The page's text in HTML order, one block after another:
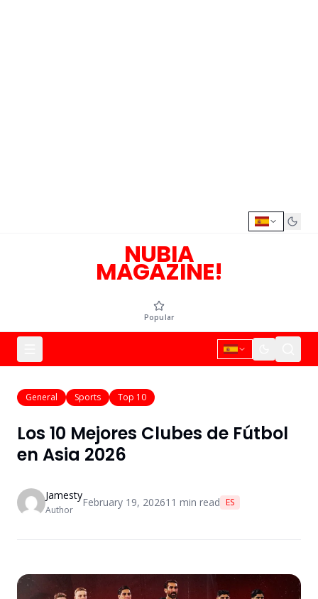
NUBIA
MAGAZINE!
Popular
General Sports Top 10
Los 10 Mejores Clubes de Fútbol
en Asia 2026
Jamesty
Author
February 19, 202611 min read ES